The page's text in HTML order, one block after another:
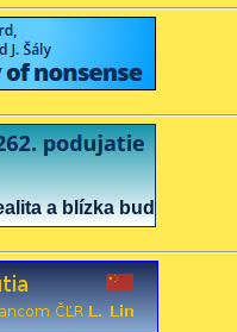
blízka budúcnosť -